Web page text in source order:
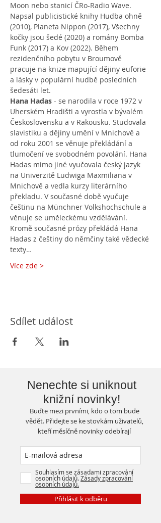
Moon nebo stanicí ČRo-Radio Wave.
Napsal publicistické knihy Hudba ohně
(2010), Planeta Nippon (2017), Všechny
kočky jsou šedé (2020) a romány Bomba
Funk (2017) a Kov (2022). Během
rezidenčního pobytu v Broumově
pracuje na knize mapující dějiny euforie
a lásky v populární hudbě posledních
šedesáti let.
Hana Hadas - se narodila v roce 1972 v
Uherském Hradišti a vyrostla v bývalém
Československu a v Rakousku. Studovala
slavistiku a dějiny umění v Mnichově a
od roku 2001 se věnuje překládání a
tlumočení ve svobodném povolání. Hana
Hadas mimo jiné vyučovala český jazyk
na Univerzitě Ludwiga Maxmiliana v
Mnichově a vedla kurzy literárního
překladu. V současné době vyučuje
češtinu na Münchner Volkshochschule a
věnuje se uměleckému vzdělávání.
Kromě současné prózy překládá Hana
Hadas z češtiny do němčiny také vědecké
texty…
Více zde >
Sdílet událost
Nenechte si uniknout
knižní novinky!
Buďte mezi prvními, kdo o tom bude
vědět. Přidejte se ke stovkám uživatelů,
kteří měsíčně novinky odebírají
Souhlasím se zásadami zpracování
osobních údajů.Zásady zpracování
osobních údajů.
Přihlásit k odběru